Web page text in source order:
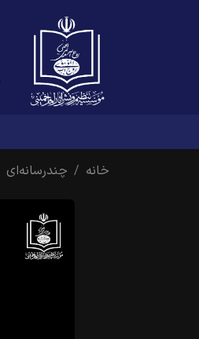
خانه
چندرسانه‌ای